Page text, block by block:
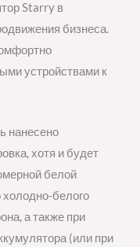
Starry в
бизнеса.
устройствами к
нанесено
хотя и будет
белой
холодно-белого
а также при
(или при